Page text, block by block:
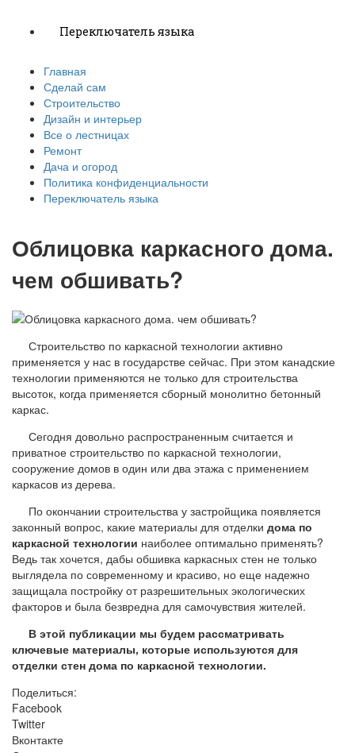
Переключатель языка
Главная
Сделай сам
Строительство
Дизайн и интерьер
Все о лестницах
Ремонт
Дача и огород
Политика конфиденциальности
Переключатель языка
Облицовка каркасного дома.
чем обшивать?
Строительство по каркасной технологии активно
применяется у нас в государстве сейчас. При этом канадские
технологии применяются не только для строительства
высоток, когда применяется сборный монолитно бетонный
каркас.
Сегодня довольно распространенным считается и
приватное строительство по каркасной технологии,
сооружение домов в один или два этажа с применением
каркасов из дерева.
По окончании строительства у застройщика появляется
законный вопрос, какие материалы для отделки дома по
каркасной технологии наиболее оптимально применять?
Ведь так хочется, дабы обшивка каркасных стен не только
выглядела по современному и красиво, но еще надежно
защищала постройку от разрешительных экологических
факторов и была безвредна для самочувствия жителей.
В этой публикации мы будем рассматривать
ключевые материалы, которые используются для
отделки стен дома по каркасной технологии.
Поделиться:
Facebook
Twitter
Вконтакте